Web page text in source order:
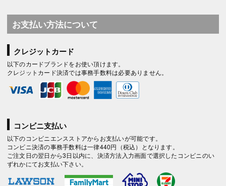
お支払い方法について
クレジットカード
以下のカードブランドをお使い頂けます。
クレジットカード決済では事務手数料は必要ありません。
コンビニ支払い
以下のコンビニエンスストアからお支払いが可能です。
コンビニ決済の事務手数料は一律440円（税込）となります。
ご注文日の翌日から3日以内に、決済方法入力画面で選択したコンビニのい
ずれかにてお支払い下さい。